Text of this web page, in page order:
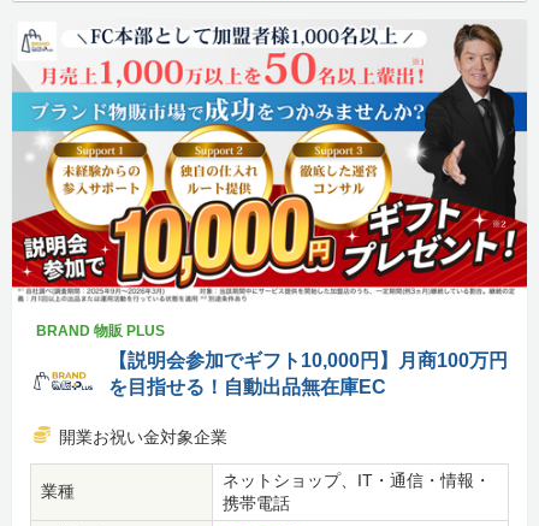
BRAND 物販 PLUS
【説明会参加でギフト10,000円】月商100万円
を目指せる！自動出品無在庫EC
開業お祝い金対象企業
業種
ネットショップ、IT・通信・情報・
携帯電話